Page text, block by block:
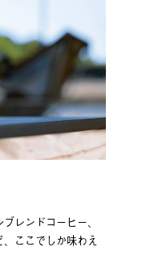
レンドコーヒー、
ここでしか味わえ